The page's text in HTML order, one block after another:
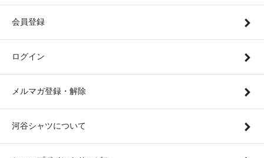
会員登録
ログイン
メルマガ登録・解除
河谷シャツについて